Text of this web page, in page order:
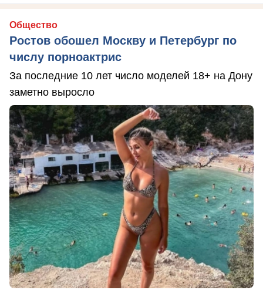
Общество
Ростов обошел Москву и Петербург по
числу порноактрис
За последние 10 лет число моделей 18+ на Дону
заметно выросло